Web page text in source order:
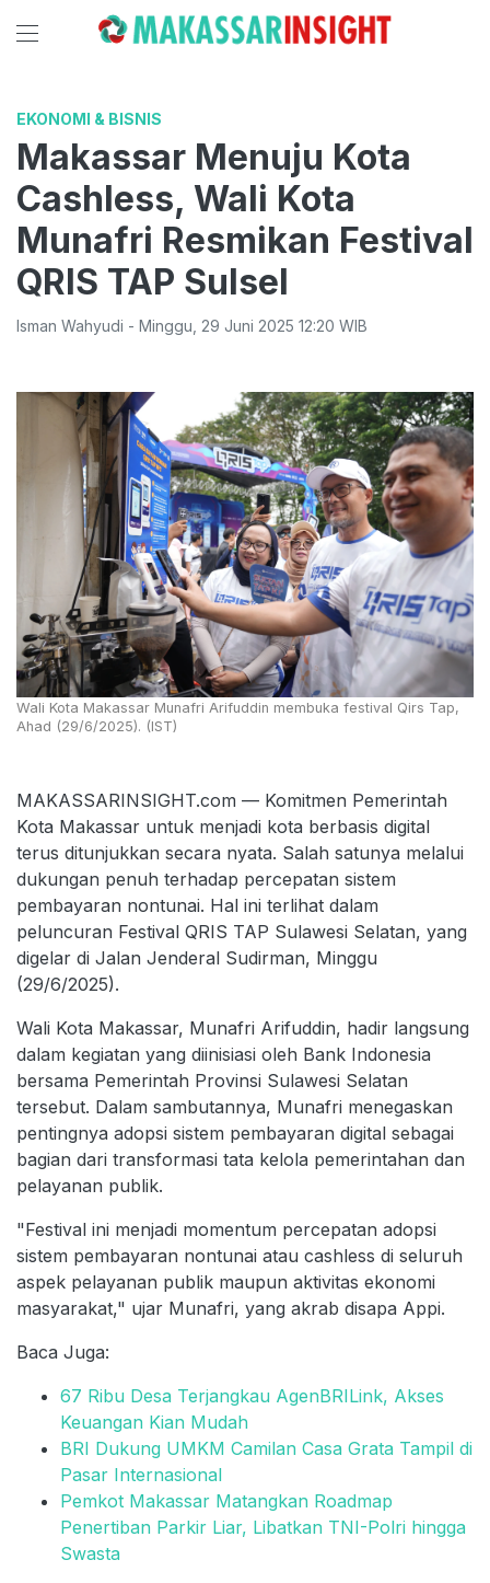
EKONOMI & BISNIS
Makassar Menuju Kota
Cashless, Wali Kota
Munafri Resmikan Festival
QRIS TAP Sulsel
Isman Wahyudi - Minggu 29 Juni 2025 12:20 WIB
Wali Kota Makassar Munafri Arifuddin membuka festival Qirs Tap,
Ahad (29/6/2025). (IST)
MAKASSARINSIGHT.com — Komitmen Pemerintah
Kota Makassar untuk menjadi kota berbasis digital
terus ditunjukkan secara nyata. Salah satunya melalui
dukungan penuh terhadap percepatan sistem
pembayaran nontunai. Hal ini terlihat dalam
peluncuran Festival QRIS TAP Sulawesi Selatan, yang
digelar di Jalan Jenderal Sudirman, Minggu
(29/6/2025).
Wali Kota Makassar, Munafri Arifuddin, hadir langsung
dalam kegiatan yang diinisiasi oleh Bank Indonesia
bersama Pemerintah Provinsi Sulawesi Selatan
tersebut. Dalam sambutannya, Munafri menegaskan
pentingnya adopsi sistem pembayaran digital sebagai
bagian dari transformasi tata kelola pemerintahan dan
pelayanan publik.
"Festival ini menjadi momentum percepatan adopsi
sistem pembayaran nontunai atau cashless di seluruh
aspek pelayanan publik maupun aktivitas ekonomi
masyarakat," ujar Munafri, yang akrab disapa Appi.
Baca Juga:
67 Ribu Desa Terjangkau AgenBRILink, Akses
Keuangan Kian Mudah
BRI Dukung UMKM Camilan Casa Grata Tampil di
Pasar Internasional
Pemkot Makassar Matangkan Roadmap
Penertiban Parkir Liar, Libatkan TNI-Polri hingga
Swasta